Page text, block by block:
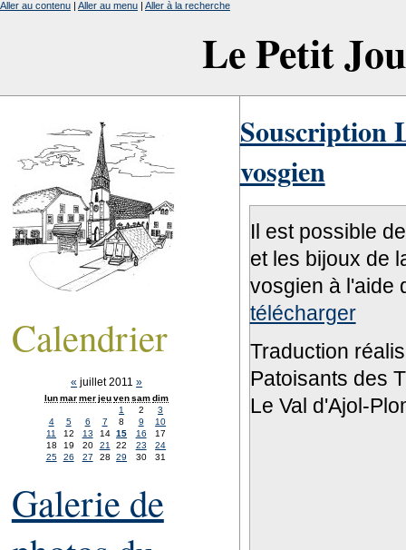
Le Petit
Aller au contenu | Aller au menu | Aller à la recherche
Souscription
vosgien
Il est possible
et les bijoux de
vosgien à l'aide
télécharger
Traduction
Patoisants des
Le Val d'Ajol-
Calendrier
« juillet 2011»
lunmarmerjeuvensamdim
1
2
3
4
5 6 7 8 9
10
11
12 13 14 15 16
17
18
19 20 21 22 23
24
25
26 27 28 29 30 31
Galerie de